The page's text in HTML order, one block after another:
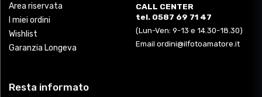
Area riservata
I miei ordini
Wishlist
Garanzia Longeva
CALL CENTER
tel. 0587 69 71 47
(Lun-Ven: 9-13 e 14.30-18.30)
Email ordini@ilfotoamatore.it
Resta informato